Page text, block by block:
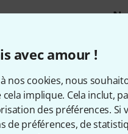
avec amour !
nos cookies, nous
cela implique. Cela inclut,
des préférences. Si
de préférences, de